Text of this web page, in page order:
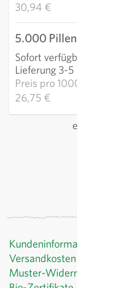
30,94 €
5.000 Pillen
Sofort verfügbar
Lieferung 3-5 Tage
Preis pro1000p:
26,75 €
exkl.
Kundeninformationen
Versandkosten
Muster-Widerrufsformular